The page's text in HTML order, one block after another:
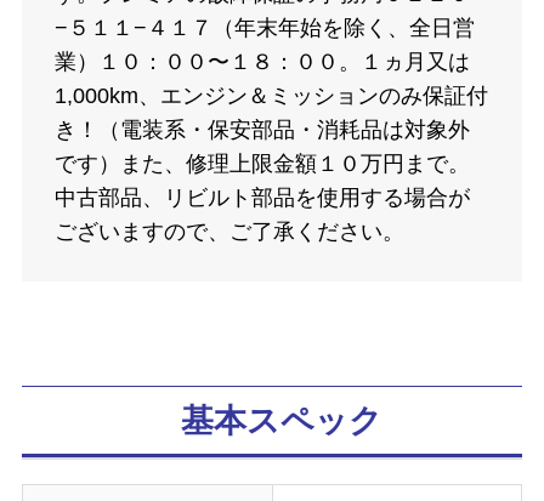
−５１１−４１７（年末年始を除く、全日営
業）１０：００〜１８：００。１ヵ月又は
1,000km、エンジン＆ミッションのみ保証付
き！（電装系・保安部品・消耗品は対象外
です）また、修理上限金額１０万円まで。
中古部品、リビルト部品を使用する場合が
ございますので、ご了承ください。
基本スペック